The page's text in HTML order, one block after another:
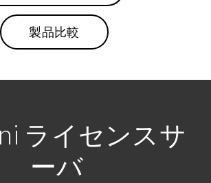
製品比較
ライセンスサ
ーバ